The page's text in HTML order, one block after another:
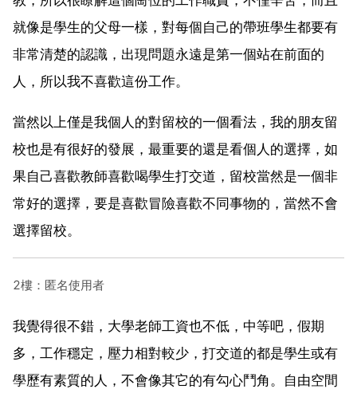
就像是學生的父母一樣，對每個自己的帶班學生都要有
非常清楚的認識，出現問題永遠是第一個站在前面的
人，所以我不喜歡這份工作。
當然以上僅是我個人的對留校的一個看法，我的朋友留
校也是有很好的發展，最重要的還是看個人的選擇，如
果自己喜歡教師喜歡喝學生打交道，留校當然是一個非
常好的選擇，要是喜歡冒險喜歡不同事物的，當然不會
選擇留校。
2樓：匿名使用者
我覺得很不錯，大學老師工資也不低，中等吧，假期
多，工作穩定，壓力相對較少，打交道的都是學生或有
學歷有素質的人，不會像其它的有勾心鬥角。自由空間